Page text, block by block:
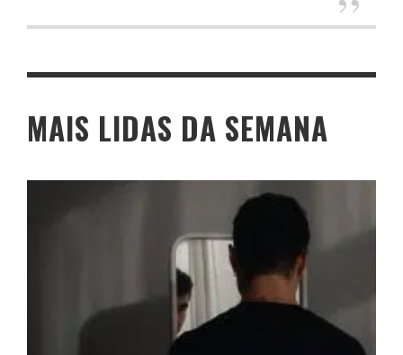
MAIS LIDAS DA SEMANA